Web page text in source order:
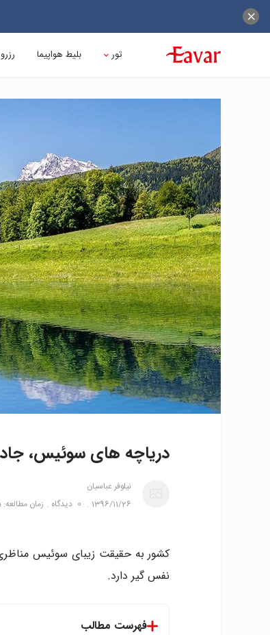
تور بلیط هواپیما
دریاچه های سوئیس،
نیلوفر عباسیان
1396/11/26
0 دیدگاه زمان مطالعه: 5 دقیقه
کشور به حقیقت زیبای سوئیس
نفس گیر دارد.
فهرست مطالب